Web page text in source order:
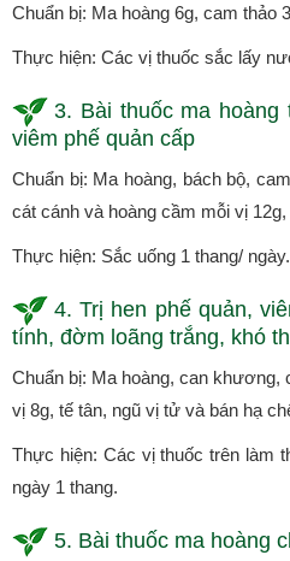
Chuẩn bị: Ma hoàng 6g, cam thảo
Thực hiện: Các vị thuốc sắc lấy
3. Bài thuốc ma hoàng
viêm phế quản cấp
Chuẩn bị: Ma hoàng, bách bộ,
cát cánh và hoàng cầm mỗi vị
Thực hiện: Sắc uống 1 thang/ ngày.
4. Trị hen phế quản,
tính, đờm loãng trắng, khó
Chuẩn bị: Ma hoàng, can
vị 8g, tế tân, ngũ vị tử và bán hạ
Thực hiện: Các vị thuốc trên làm
ngày 1 thang.
5. Bài thuốc ma hoàng